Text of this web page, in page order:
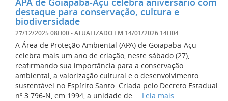
destaque para conservação, cultura e
biodiversidade
27/12/2025 08H00- ATUALIZADO EM 14/01/2026 14H04
A Área de Proteção Ambiental (APA) de Goiapaba-Açu
celebra mais um ano de criação, neste sábado (27),
reafirmando sua importância para a conservação
ambiental, a valorização cultural e o desenvolvimento
sustentável no Espírito Santo. Criada pelo Decreto Estadual
nº 3.796-N, em 1994, a unidade de … Leia mais